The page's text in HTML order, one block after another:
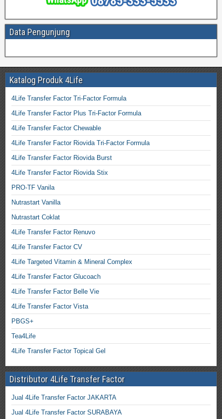
Data Pengunjung
Katalog Produk 4Life
4Life Transfer Factor Tri-Factor Formula
4Life Transfer Factor Plus Tri-Factor Formula
4Life Transfer Factor Chewable
4Life Transfer Factor Riovida Tri-Factor Formula
4Life Transfer Factor Riovida Burst
4Life Transfer Factor Riovida Stix
PRO-TF Vanila
Nutrastart Vanilla
Nutrastart Coklat
4Life Transfer Factor Renuvo
4Life Transfer Factor CV
4Life Targeted Vitamin & Mineral Complex
4Life Transfer Factor Glucoach
4Life Transfer Factor Belle Vie
4Life Transfer Factor Vista
PBGS+
Tea4Life
4Life Transfer Factor Topical Gel
Distributor 4Life Transfer Factor
Jual 4Life Transfer Factor JAKARTA
Jual 4Life Transfer Factor SURABAYA